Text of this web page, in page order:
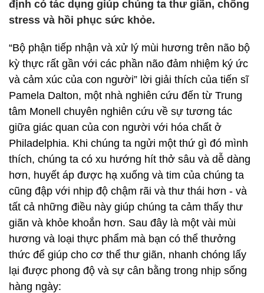
định có tác dụng giúp chúng ta thư giãn, chống
stress và hồi phục sức khỏe.
“Bộ phận tiếp nhận và xử lý mùi hương trên não bộ
kỳ thực rất gần với các phần não đảm nhiệm ký ức
và cảm xúc của con người” lời giải thích của tiến sĩ
Pamela Dalton, một nhà nghiên cứu đến từ Trung
tâm Monell chuyên nghiên cứu về sự tương tác
giữa giác quan của con người với hóa chất ở
Philadelphia. Khi chúng ta ngửi một thứ gì đó mình
thích, chúng ta có xu hướng hít thở sâu và dễ dàng
hơn, huyết áp được hạ xuống và tim của chúng ta
cũng đập với nhịp độ chậm rãi và thư thái hơn - và
tất cả những điều này giúp chúng ta cảm thấy thư
giãn và khỏe khoắn hơn. Sau đây là một vài mùi
hương và loại thực phẩm mà bạn có thể thưởng
thức để giúp cho cơ thể thư giãn, nhanh chóng lấy
lại được phong độ và sự cân bằng trong nhịp sống
hàng ngày: